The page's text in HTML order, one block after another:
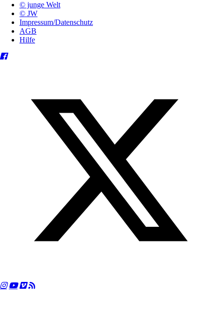
© junge Welt
© JW
Impressum/Datenschutz
AGB
Hilfe